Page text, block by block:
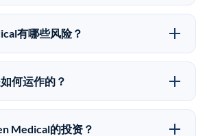
可以通过填写本页表单或在
户来表达对Open Medical股份的投资
是FINRA注册的经纪交易
已经纪超过5亿美元的另类投资。
有哪些风险？
重大风险。Open Medical的股份流动
公开市场可以快速出售。不存在确定
损失的准备。私有公司的估值在融资
波动。投资者应在投资前咨询其财务
何运作的？
，合格投资者通过二级市场平台从现有
期投资者或其他持有人）处购买股
Medical的投资？